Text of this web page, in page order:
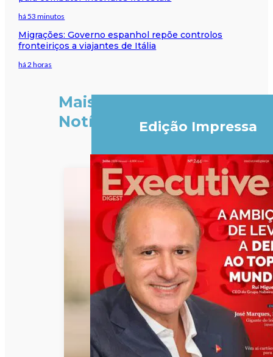
há 53 minutos
Migrações: Governo espanhol repõe controlos
fronteiriços a viajantes de Itália
há 2 horas
Mais
Notícias
Edição Impressa